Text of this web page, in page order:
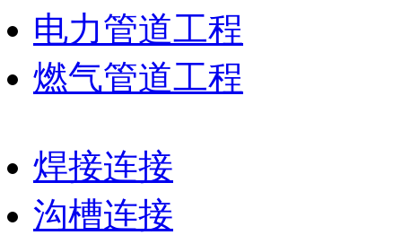
电力管道工程
燃气管道工程
焊接连接
沟槽连接